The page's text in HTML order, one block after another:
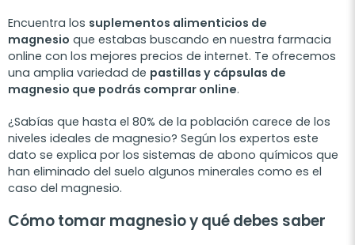
Encuentra los suplementos alimenticios de
magnesio que estabas buscando en nuestra farmacia
online con los mejores precios de internet. Te ofrecemos
una amplia variedad de pastillas y cápsulas de
magnesio que podrás comprar online.
¿Sabías que hasta el 80% de la población carece de los
niveles ideales de magnesio? Según los expertos este
dato se explica por los sistemas de abono químicos que
han eliminado del suelo algunos minerales como es el
caso del magnesio.
Cómo tomar magnesio y qué debes saber